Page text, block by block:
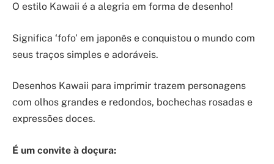
O estilo Kawaii é a alegria em forma de desenho!
Significa ‘fofo’ em japonês e conquistou o mundo com
seus traços simples e adoráveis.
Desenhos Kawaii para imprimir trazem personagens
com olhos grandes e redondos, bochechas rosadas e
expressões doces.
É um convite à doçura: